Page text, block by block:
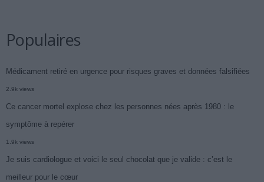
Populaires
Médicament retiré en urgence pour risques graves et données falsifiées
2.9k views
Ce cancer mortel explose chez les personnes nées après 1980 : le
symptôme à repérer
1.9k views
Je suis cardiologue et voici le seul chocolat que je valide : c’est le
meilleur pour le cœur